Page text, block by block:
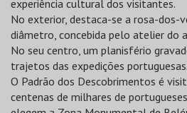
experiência cultural dos visitantes.
No exterior, destaca-se a rosa-dos-
diâmetro, concebida pelo atelier do
No seu centro, um planisfério
trajetos das expedições portuguesas.
O Padrão dos Descobrimentos é
centenas de milhares de